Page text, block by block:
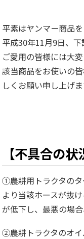
平素はヤンマー商品
平成30年11月9日、下
ご愛用の皆様には大
該当商品をお使いの
しくお願い申し上げま
【不具合の状
①農耕用トラクタのタ
より当該ホースが抜
が低下し、最悪の場
②農耕トラクタのオイ